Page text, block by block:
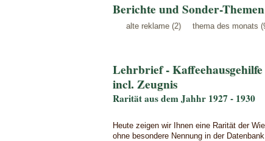
Berichte und Sonder-Themen
alte reklame (2) thema des monats
Lehrbrief -
incl. Zeugnis
Rarität aus dem Jahhr 1927 - 1930
Heute zeigen wir Ihnen eine Rarität der
ohne besondere Nennung in der